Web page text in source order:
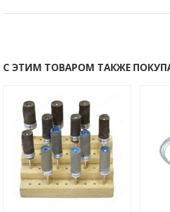
С ЭТИМ ТОВАРОМ ТАКЖЕ